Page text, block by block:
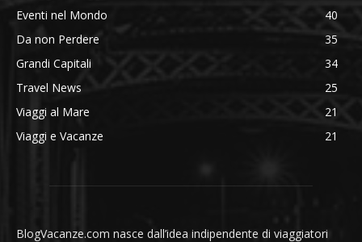
Eventi nel Mondo
40
Da non Perdere
35
Grandi Capitali
34
Travel News
25
Viaggi al Mare
21
Viaggi e Vacanze
21
BlogVacanze.com nasce dall’idea indipendente di viaggiatori